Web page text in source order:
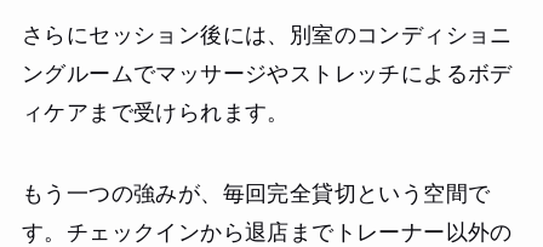
さらにセッション後には、別室のコンディショニ
ングルームでマッサージやストレッチによるボデ
ィケアまで受けられます。
もう一つの強みが、毎回完全貸切という空間で
す。チェックインから退店までトレーナー以外の